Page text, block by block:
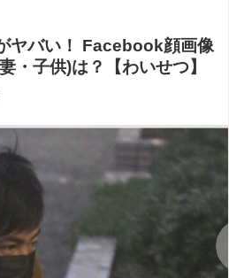
ヤバい！ Facebook顔画像
・子供)は？【わいせつ】